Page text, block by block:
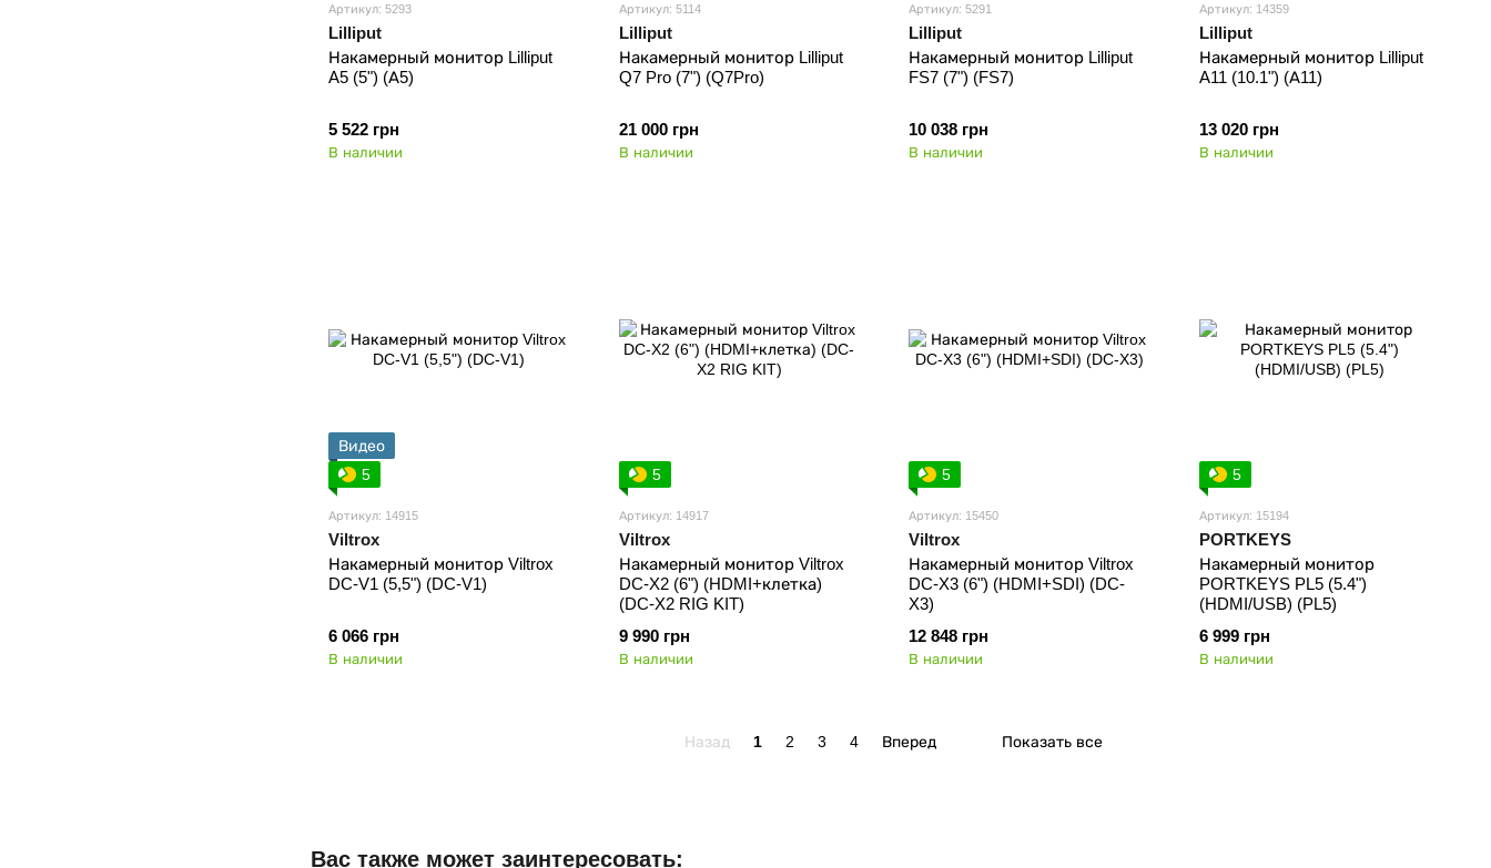
Вас также может заинтересовать:
Артикул: 5293
Lilliput
Накамерный монитор Lilliput
A5 (5") (А5)
5 522 грн
В наличии
Артикул: 5114
Lilliput
Накамерный монитор Lilliput
Q7 Pro (7") (Q7Pro)
21 000 грн
В наличии
Артикул: 5291
Lilliput
Накамерный монитор Lilliput
FS7 (7") (FS7)
10 038 грн
В наличии
Артикул: 14359
Lilliput
Накамерный монитор Lilliput
A11 (10.1") (А11)
13 020 грн
В наличии
Видео
5
Артикул: 14915
Viltrox
Накамерный монитор Viltrox
DC-V1 (5,5") (DC-V1)
6 066 грн
В наличии
5
Артикул: 14917
Viltrox
Накамерный монитор Viltrox
DC-X2 (6") (HDMI+клетка)
(DC-X2 RIG KIT)
9 990 грн
В наличии
5
Артикул: 15450
Viltrox
Накамерный монитор Viltrox
DC-X3 (6") (HDMI+SDI) (DC-
X3)
12 848 грн
В наличии
5
Артикул: 15194
PORTKEYS
Накамерный монитор
PORTKEYS PL5 (5.4")
(HDMI/USB) (PL5)
6 999 грн
В наличии
Назад 1 2 3 4 Вперед Показать все